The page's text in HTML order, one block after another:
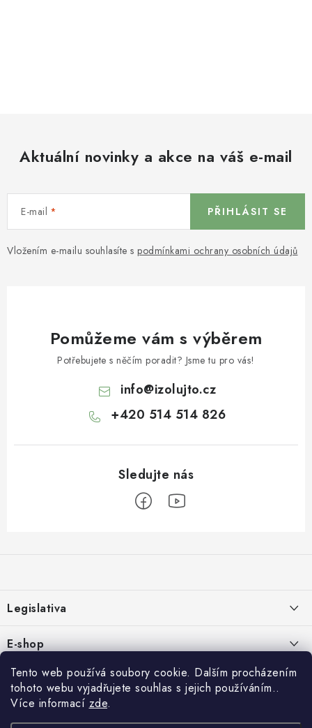
Tento web používá soubory cookie. Dalším procházením
tohoto webu vyjadřujete souhlas s jejich používáním..
Více informací zde.
Aktuální novinky a akce na váš e-mail
E-mail
Vložením e-mailu souhlasíte s podmínkami ochrany osobních údajů
PŘIHLÁSIT SE
Pomůžeme vám s výběrem
Potřebujete s něčím poradit? Jsme tu pro vás!
info@izolujto.cz
+420 514 514 826
aLegislativa
Zásady používání cookies
Obchodní podmínky
E-shop
O nás
Kontakty
Reklamace a vrácení
Rychlé odkazy:
HYDROIZOLACE
Copyright 2026IZOLUJTO.CZ. Všechna práva vyhrazena.Upravit nastavení